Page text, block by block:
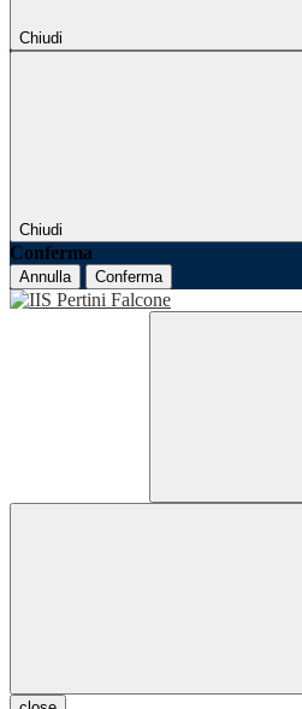
Chiudi
Chiudi
Conferma
Annulla Conferma